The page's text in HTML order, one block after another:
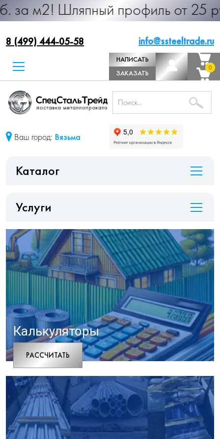
профиль от 25 руб. за
8 (499) 444-05-58 info@ssteeltrade.ru
НАПИСАТЬ
ДИРЕКТОРУ
ЗАКАЗАТЬ
ЗВОНОК
0
0
Ваш город: Вязьма
Каталог
Услуги
Калькуляторы
РАCСЧИТАТЬ